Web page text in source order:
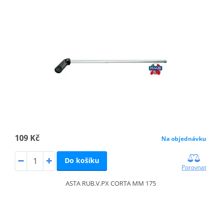
109 Kč Na objednávku
Do košíku
Porovnat
ASTA RUB.V.PX CORTA MM 175